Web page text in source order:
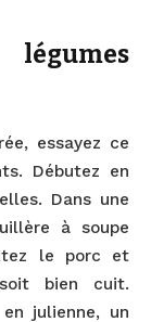
essayez ce
Débutez en
Dans une
à soupe
le porc et
bien cuit.
julienne, un